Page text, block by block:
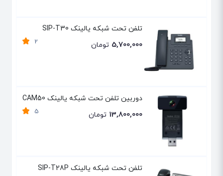
تلفن تحت شبکه یالینک SIP-T30
2 5,700,000 تومان
دوربین تلفن تحت شبکه یالینک CAM50
5 13,800,000 تومان
تلفن تحت شبکه یالینک SIP-T28P